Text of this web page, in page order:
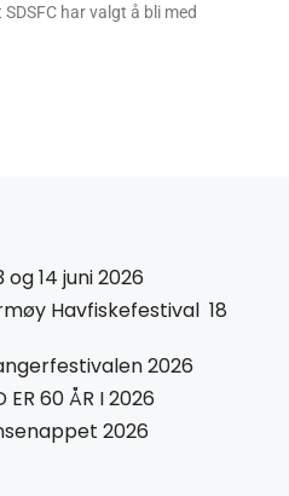
har valgt å bli med
14 juni 2026
Havfiskefestival 18
2026
ER 60 ÅR I 2026
2026